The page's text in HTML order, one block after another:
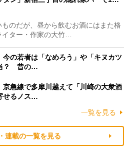
のだが、昼から飲むお酒にはまた格
ター・作家の大竹…
今の若者は「なめろう」や「キヌカツ
？ 昔の…
京急線で多摩川越えて「川崎の大衆酒
せるノス…
一覧を見る
連載の一覧を見る